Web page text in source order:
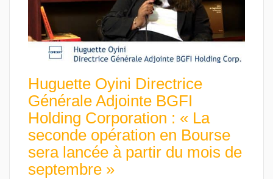
Huguette Oyini Directrice
Générale Adjointe BGFI
Holding Corporation : « La
seconde opération en Bourse
sera lancée à partir du mois de
septembre »